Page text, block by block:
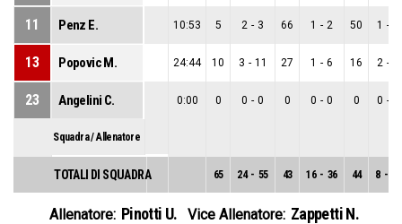
11 Penz E. 10:53 5 2 - 3 66 1 - 2 50 1 -
13 Popovic M. 24:44 10 3 - 11 27 1 - 6 16 2 -
23 Angelini C. 0:00 0 0 - 0 0 0 - 0 0 0 -
Squadra / Allenatore
TOTALI DI SQUADRA 65 24 - 55 43 16 - 36 44 8 -
Allenatore: Pinotti U. Vice Allenatore: Zappetti N.